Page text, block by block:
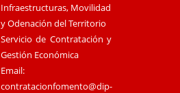
Infraestructuras, Movilidad
y Odenación del Territorio
Servicio de Contratación y
Gestión Económica
Email:
contratacionfomento@dip-